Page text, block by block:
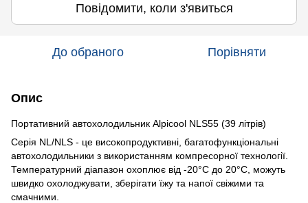
Повідомити, коли з'явиться
До обраного Порівняти
Опис
Портативний автохолодильник Alpicool NLS55 (39 літрів)
Серія NL/NLS - це високопродуктивні, багатофункціональні
автохолодильники з використанням компресорної технології.
Температурний діапазон охоплює від -20°C до 20°C, можуть
швидко охолоджувати, зберігати їжу та напої свіжими та
смачними.